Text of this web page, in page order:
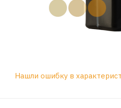
Нашли ошибку в